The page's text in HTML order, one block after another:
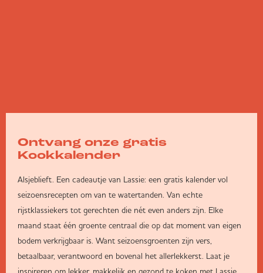
Ontvang onze gratis
Kookkalender
Alsjeblieft. Een cadeautje van Lassie: een gratis kalender vol
seizoensrecepten om van te watertanden. Van echte
rijstklassiekers tot gerechten die nét even anders zijn. Elke
maand staat één groente centraal die op dat moment van eigen
bodem verkrijgbaar is. Want seizoensgroenten zijn vers,
betaalbaar, verantwoord en bovenal het allerlekkerst. Laat je